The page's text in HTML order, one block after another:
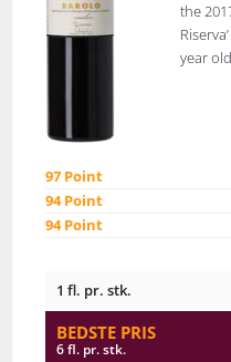
the
year
97 Point
94 Point
94 Point
1 fl. pr. stk.
BEDSTE PRIS
6 fl. pr. stk.